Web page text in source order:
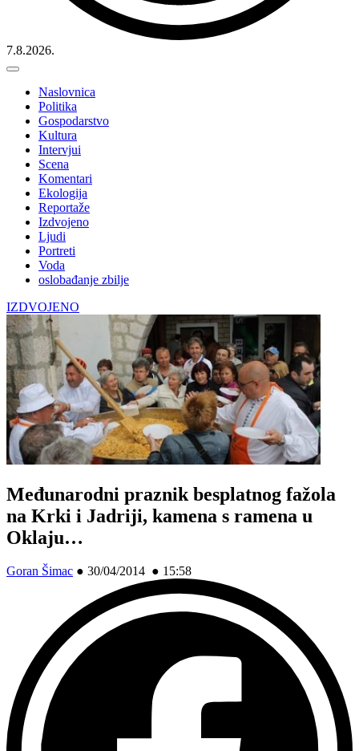
7.8.2026.
Naslovnica
Politika
Gospodarstvo
Kultura
Intervjui
Scena
Komentari
Ekologija
Reportaže
Izdvojeno
Ljudi
Portreti
Voda
oslobađanje zbilje
IZDVOJENO
Međunarodni praznik besplatnog fažola
na Krki i Jadriji, kamena s ramena u
Oklaju…
Goran Šimac ● 30/04/2014 ● 15:58